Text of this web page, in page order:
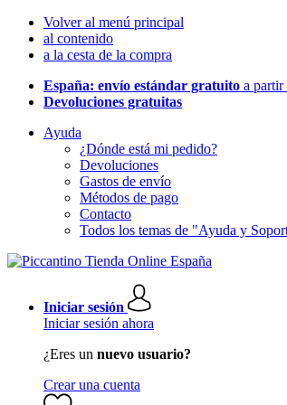
Volver al menú principal
al contenido
a la cesta de la compra
España: envío estándar gratuito a partir
Devoluciones gratuitas
Ayuda
¿Dónde está mi pedido?
Devoluciones
Gastos de envío
Métodos de pago
Contacto
Todos los temas de "Ayuda y
Iniciar sesión
Iniciar sesión ahora
¿Eres un nuevo usuario?
Crear una cuenta